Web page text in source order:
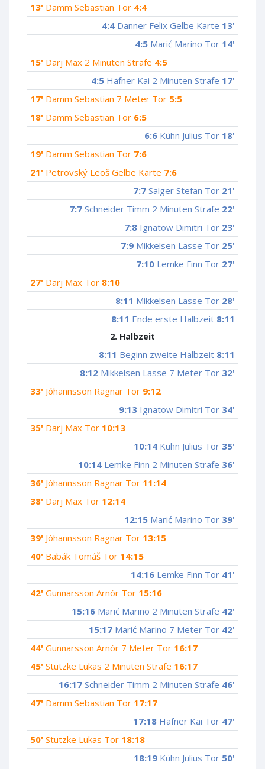
13' Damm Sebastian Tor 4:4
4:4 Danner Felix Gelbe Karte 13'
4:5 Marić Marino Tor 14'
15' Darj Max 2 Minuten Strafe 4:5
4:5 Häfner Kai 2 Minuten Strafe 17'
17' Damm Sebastian 7 Meter Tor 5:5
18' Damm Sebastian Tor 6:5
6:6 Kühn Julius Tor 18'
19' Damm Sebastian Tor 7:6
21' Petrovský Leoš Gelbe Karte 7:6
7:7 Salger Stefan Tor 21'
7:7 Schneider Timm 2 Minuten Strafe 22'
7:8 Ignatow Dimitri Tor 23'
7:9 Mikkelsen Lasse Tor 25'
7:10 Lemke Finn Tor 27'
27' Darj Max Tor 8:10
8:11 Mikkelsen Lasse Tor 28'
8:11 Ende erste Halbzeit 8:11
2. Halbzeit
8:11 Beginn zweite Halbzeit 8:11
8:12 Mikkelsen Lasse 7 Meter Tor 32'
33' Jóhannsson Ragnar Tor 9:12
9:13 Ignatow Dimitri Tor 34'
35' Darj Max Tor 10:13
10:14 Kühn Julius Tor 35'
10:14 Lemke Finn 2 Minuten Strafe 36'
36' Jóhannsson Ragnar Tor 11:14
38' Darj Max Tor 12:14
12:15 Marić Marino Tor 39'
39' Jóhannsson Ragnar Tor 13:15
40' Babák Tomáš Tor 14:15
14:16 Lemke Finn Tor 41'
42' Gunnarsson Arnór Tor 15:16
15:16 Marić Marino 2 Minuten Strafe 42'
15:17 Marić Marino 7 Meter Tor 42'
44' Gunnarsson Arnór 7 Meter Tor 16:17
45' Stutzke Lukas 2 Minuten Strafe 16:17
16:17 Schneider Timm 2 Minuten Strafe 46'
47' Damm Sebastian Tor 17:17
17:18 Häfner Kai Tor 47'
50' Stutzke Lukas Tor 18:18
18:19 Kühn Julius Tor 50'